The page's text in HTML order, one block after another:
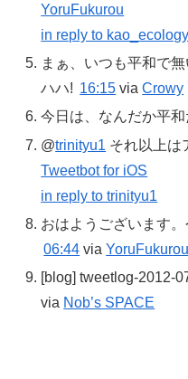
YoruFukurou
in reply to kao_ecology
まぁ、いつも平和で
ハハ! 16:15 viaCrowy
今日は、なんだか平
@trinityu1 それ以上
Tweetbot for iOS
in reply to trinityu1
おはようございます
06:44 viaYoruFukurou
[blog] tweetlog-2012-
via Nob’s SPACE